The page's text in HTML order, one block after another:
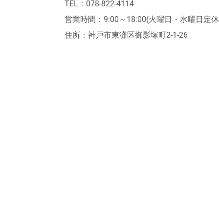
TEL：078-822-4114
営業時間：9:00～18:00(火曜日・水曜日定
住所：神戸市東灘区御影塚町2‐1‐26